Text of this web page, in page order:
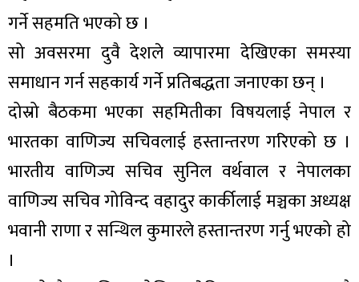
गर्ने सहमति भएको छ ।
सो अवसरमा दुवै देशले व्यापारमा देखिएका समस्या
समाधान गर्न सहकार्य गर्ने प्रतिबद्धता जनाएका छन् ।
दोस्रो बैठकमा भएका सहमितीका विषयलाई नेपाल र
भारतका वाणिज्य सचिवलाई हस्तान्तरण गरिएको छ ।
भारतीय वाणिज्य सचिव सुनिल वर्थवाल र नेपालका
वाणिज्य सचिव गोविन्द वहादुर कार्कीलाई मञ्चका अध्यक्ष
भवानी राणा र सन्थिल कुमारले हस्तान्तरण गर्नु भएको हो
।